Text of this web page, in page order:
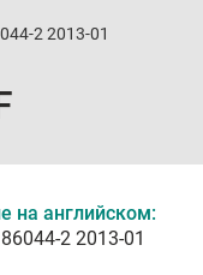
2 2013-01
на английском:
2 2013-01